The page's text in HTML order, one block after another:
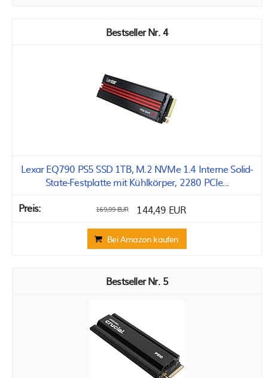
4
Lexar EQ790 PS5 SSD 1TB, M.2 NVMe 1.4 Interne Solid-
State-Festplatte mit Kühlkörper, 2280 PCIe...
169,99 EUR 144,49 EUR
Bei Amazon kaufen
5